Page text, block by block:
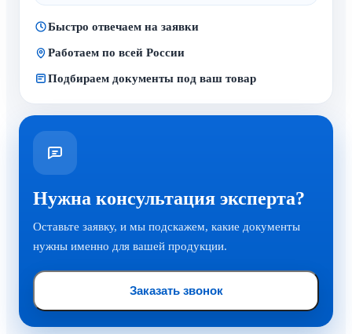
Быстро отвечаем на заявки
Работаем по всей России
Подбираем документы под ваш товар
Нужна консультация эксперта?
Оставьте заявку, и мы подскажем, какие документы
нужны именно для вашей продукции.
Заказать звонок